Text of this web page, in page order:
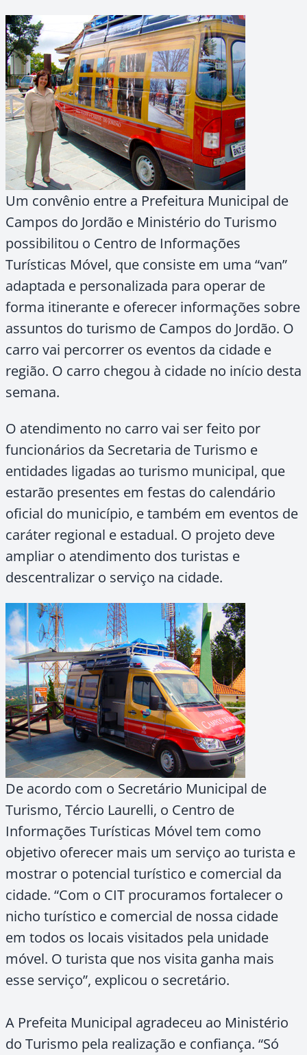
Um convênio entre a Prefeitura Municipal de
Campos do Jordão e Ministério do Turismo
possibilitou o Centro de Informações
Turísticas Móvel, que consiste em uma “van”
adaptada e personalizada para operar de
forma itinerante e oferecer informações sobre
assuntos do turismo de Campos do Jordão. O
carro vai percorrer os eventos da cidade e
região. O carro chegou à cidade no início desta
semana.
O atendimento no carro vai ser feito por
funcionários da Secretaria de Turismo e
entidades ligadas ao turismo municipal, que
estarão presentes em festas do calendário
oficial do município, e também em eventos de
caráter regional e estadual. O projeto deve
ampliar o atendimento dos turistas e
descentralizar o serviço na cidade.
De acordo com o Secretário Municipal de
Turismo, Tércio Laurelli, o Centro de
Informações Turísticas Móvel tem como
objetivo oferecer mais um serviço ao turista e
mostrar o potencial turístico e comercial da
cidade. “Com o CIT procuramos fortalecer o
nicho turístico e comercial de nossa cidade
em todos os locais visitados pela unidade
móvel. O turista que nos visita ganha mais
esse serviço”, explicou o secretário.
A Prefeita Municipal agradeceu ao Ministério
do Turismo pela realização e confiança. “Só